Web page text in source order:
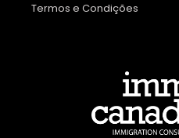
Termos e Condições